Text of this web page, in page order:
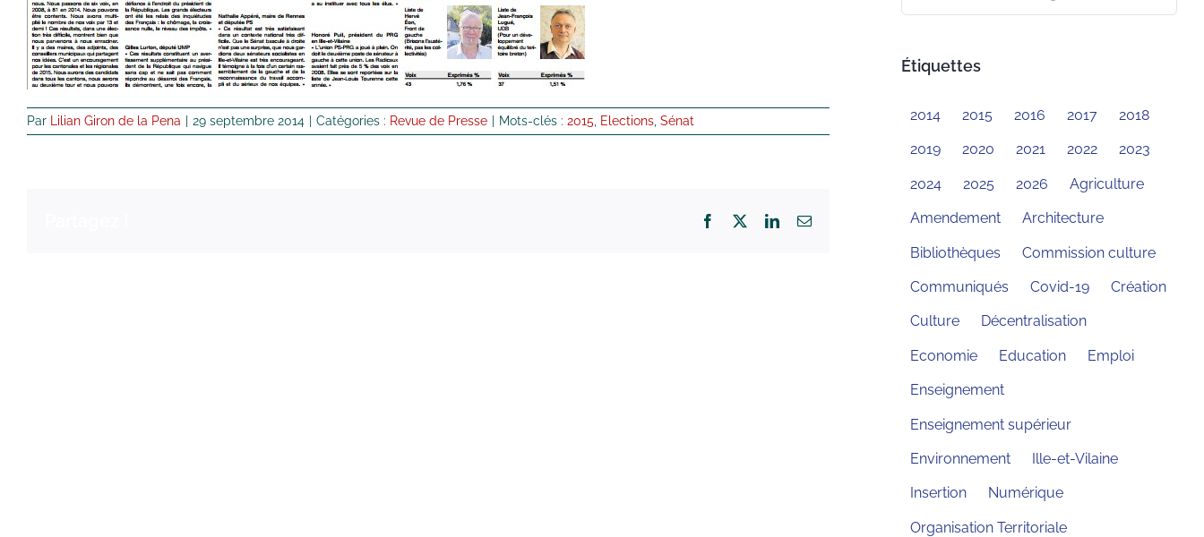
Par Lilian Giron de la Pena 29 septembre 2014 Catégories : Revue de Presse Mots-clés : 2015 Elections Sénat
Facebook
X LinkedInEmail
Étiquettes
2014 2015 2016 2017 2018
2019 2020 2021 2022 2023
2024 2025 2026 Agriculture
Amendement Architecture
Bibliothèques Commission culture
Communiqués Covid-19 Création
Culture Décentralisation
Economie Education Emploi
Enseignement
Enseignement supérieur
Environnement Ille-et-Vilaine
Insertion Numérique
Organisation Territoriale